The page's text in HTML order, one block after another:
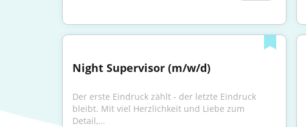
Night Supervisor (m/w/d)
Der erste Eindruck zählt - der letzte Eindruck
bleibt. Mit viel Herzlichkeit und Liebe zum
Detail,...